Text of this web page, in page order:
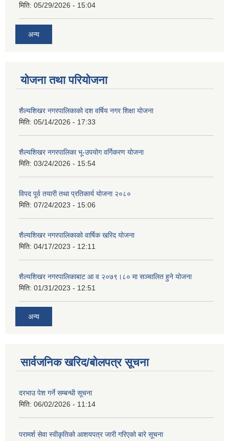
मिति: 05/29/2026 - 15:04
अन्य
योजना तथा परियोजना
शैल्यशिखर नगरपालिकाको दश वर्षिय नगर शिक्षा योजना
मिति: 05/14/2026 - 17:33
शैल्यशिखर नगरपालिका भू-उपयोग वर्गिकरण योजना
मिति: 03/24/2026 - 15:54
विपद पूर्व तयारी तथा प्रतिकार्य योजना २०८०
मिति: 07/24/2023 - 15:06
शैल्यशिखर नगरपालिकाको वार्षिक खरिद योजना
मिति: 04/17/2023 - 12:11
शैल्यशिखर नगरपालिकाबाट आ व २०७९।८० मा सञ्चालित हुने योजना
मिति: 01/31/2023 - 12:51
अन्य
सार्वजनिक खरिद/बोलपत्र सूचना
दरभाउ पेश गर्ने सम्बन्धी सूचना
मिति: 06/02/2026 - 11:14
परामर्श सेवा स्वीकृतिको आशयपत्र जारी गरिएको बारे सूचना